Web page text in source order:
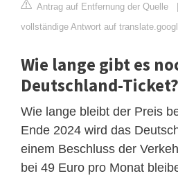
Antrag auf Entfernung der Quelle
vollständige Antwort auf
Wie lange gibt es
Deutschland-Ticket?
Wie lange bleibt der Preis
Ende 2024 wird das
einem Beschluss der
bei 49 Euro pro Monat